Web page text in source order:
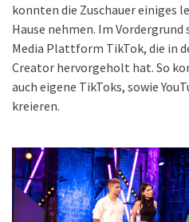
konnten die Zuschauer einiges
Hause nehmen. Im
Media Plattform TikTok, die in
Creator hervorgeholt hat. So
auch eigene TikToks, sowie
kreieren.